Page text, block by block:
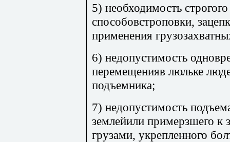
5) необходимость
способовстроповки,
применения
6) недопустимость
перемещенияв люльке
подъемника;
7) недопустимость
землейили примерзшего к
грузами, укрепленного